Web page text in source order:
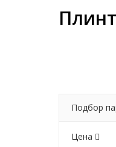
Подбор
Цена